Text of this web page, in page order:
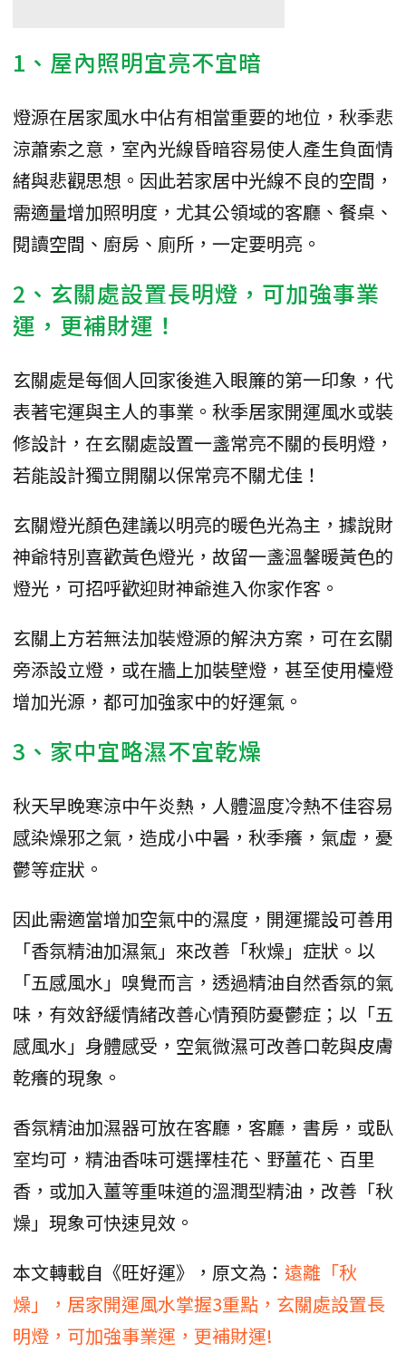
1、屋內照明宜亮不宜暗
燈源在居家風水中佔有相當重要的地位，秋季悲
涼蕭索之意，室內光線昏暗容易使人產生負面情
緒與悲觀思想。因此若家居中光線不良的空間，
需適量增加照明度，尤其公領域的客廳、餐桌、
閱讀空間、廚房、廁所，一定要明亮。
2、玄關處設置長明燈，可加強事業
運，更補財運！
玄關處是每個人回家後進入眼簾的第一印象，代
表著宅運與主人的事業。秋季居家開運風水或裝
修設計，在玄關處設置一盞常亮不關的長明燈，
若能設計獨立開關以保常亮不關尤佳！
玄關燈光顏色建議以明亮的暖色光為主，據說財
神爺特別喜歡黃色燈光，故留一盞溫馨暖黃色的
燈光，可招呼歡迎財神爺進入你家作客。
玄關上方若無法加裝燈源的解決方案，可在玄關
旁添設立燈，或在牆上加裝壁燈，甚至使用檯燈
增加光源，都可加強家中的好運氣。
3、家中宜略濕不宜乾燥
秋天早晚寒涼中午炎熱，人體溫度冷熱不佳容易
感染燥邪之氣，造成小中暑，秋季癢，氣虛，憂
鬱等症狀。
因此需適當增加空氣中的濕度，開運擺設可善用
「香氛精油加濕氣」來改善「秋燥」症狀。以
「五感風水」嗅覺而言，透過精油自然香氛的氣
味，有效舒緩情緒改善心情預防憂鬱症；以「五
感風水」身體感受，空氣微濕可改善口乾與皮膚
乾癢的現象。
香氛精油加濕器可放在客廳，客廳，書房，或臥
室均可，精油香味可選擇桂花、野薑花、百里
香，或加入薑等重味道的溫潤型精油，改善「秋
燥」現象可快速見效。
本文轉載自《旺好運》，原文為： 遠離「秋
燥」，居家開運風水掌握3重點，玄關處設置長
明燈，可加強事業運，更補財運!